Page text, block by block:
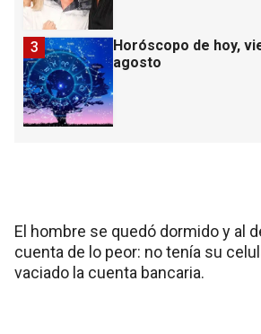
Horóscopo de hoy,
agosto
3
El hombre se quedó dormido y al
cuenta de lo peor: no tenía su
vaciado la cuenta bancaria.